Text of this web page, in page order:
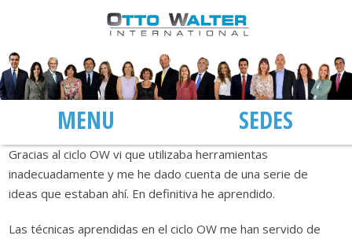
MENÚ SEDES
Gracias al ciclo OW vi que utilizaba herramientas
inadecuadamente y me he dado cuenta de una serie de
ideas que estaban ahí. En definitiva he aprendido.
Las técnicas aprendidas en el ciclo OW me han servido de